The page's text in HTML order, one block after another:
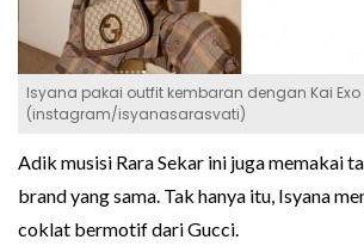
Isyana pakai outfit kembaran dengan Kai Exo
(instagram/isyanasarasvati)
Adik musisi Rara Sekar ini juga memakai
brand yang sama. Tak hanya itu, Isyana
coklat bermotif dari Gucci.